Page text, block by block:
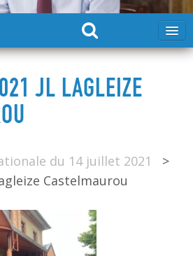
– 2022
JL LAGLEIZE
du 14 juillet 2021
>
Castelmaurou